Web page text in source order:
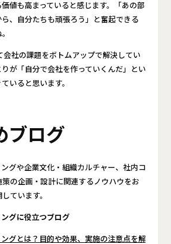
値も高まっていると感じます。「あの部
、自分たちも頑張ろう」と奮起できる
会社の課題をボトムアップで解決してい
が「自分で会社を作っていくんだ」とい
いると思います。
ブログ
グや企業文化・組織カルチャー、社内コ
策の企画・設計に関連するノウハウをお
ています。
グに役立つブログ
グとは？目的や効果、実施の注意点を解